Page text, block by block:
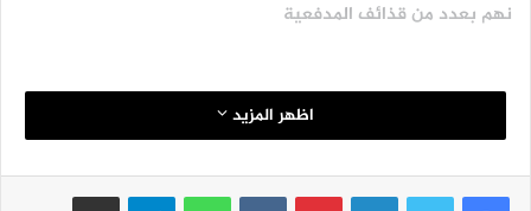
نهم بعدد من قذائف المدفعية
اظهر المزيد
لينكدإنبينتيريست واتساب تيلقرام مشاركة عبر البريد